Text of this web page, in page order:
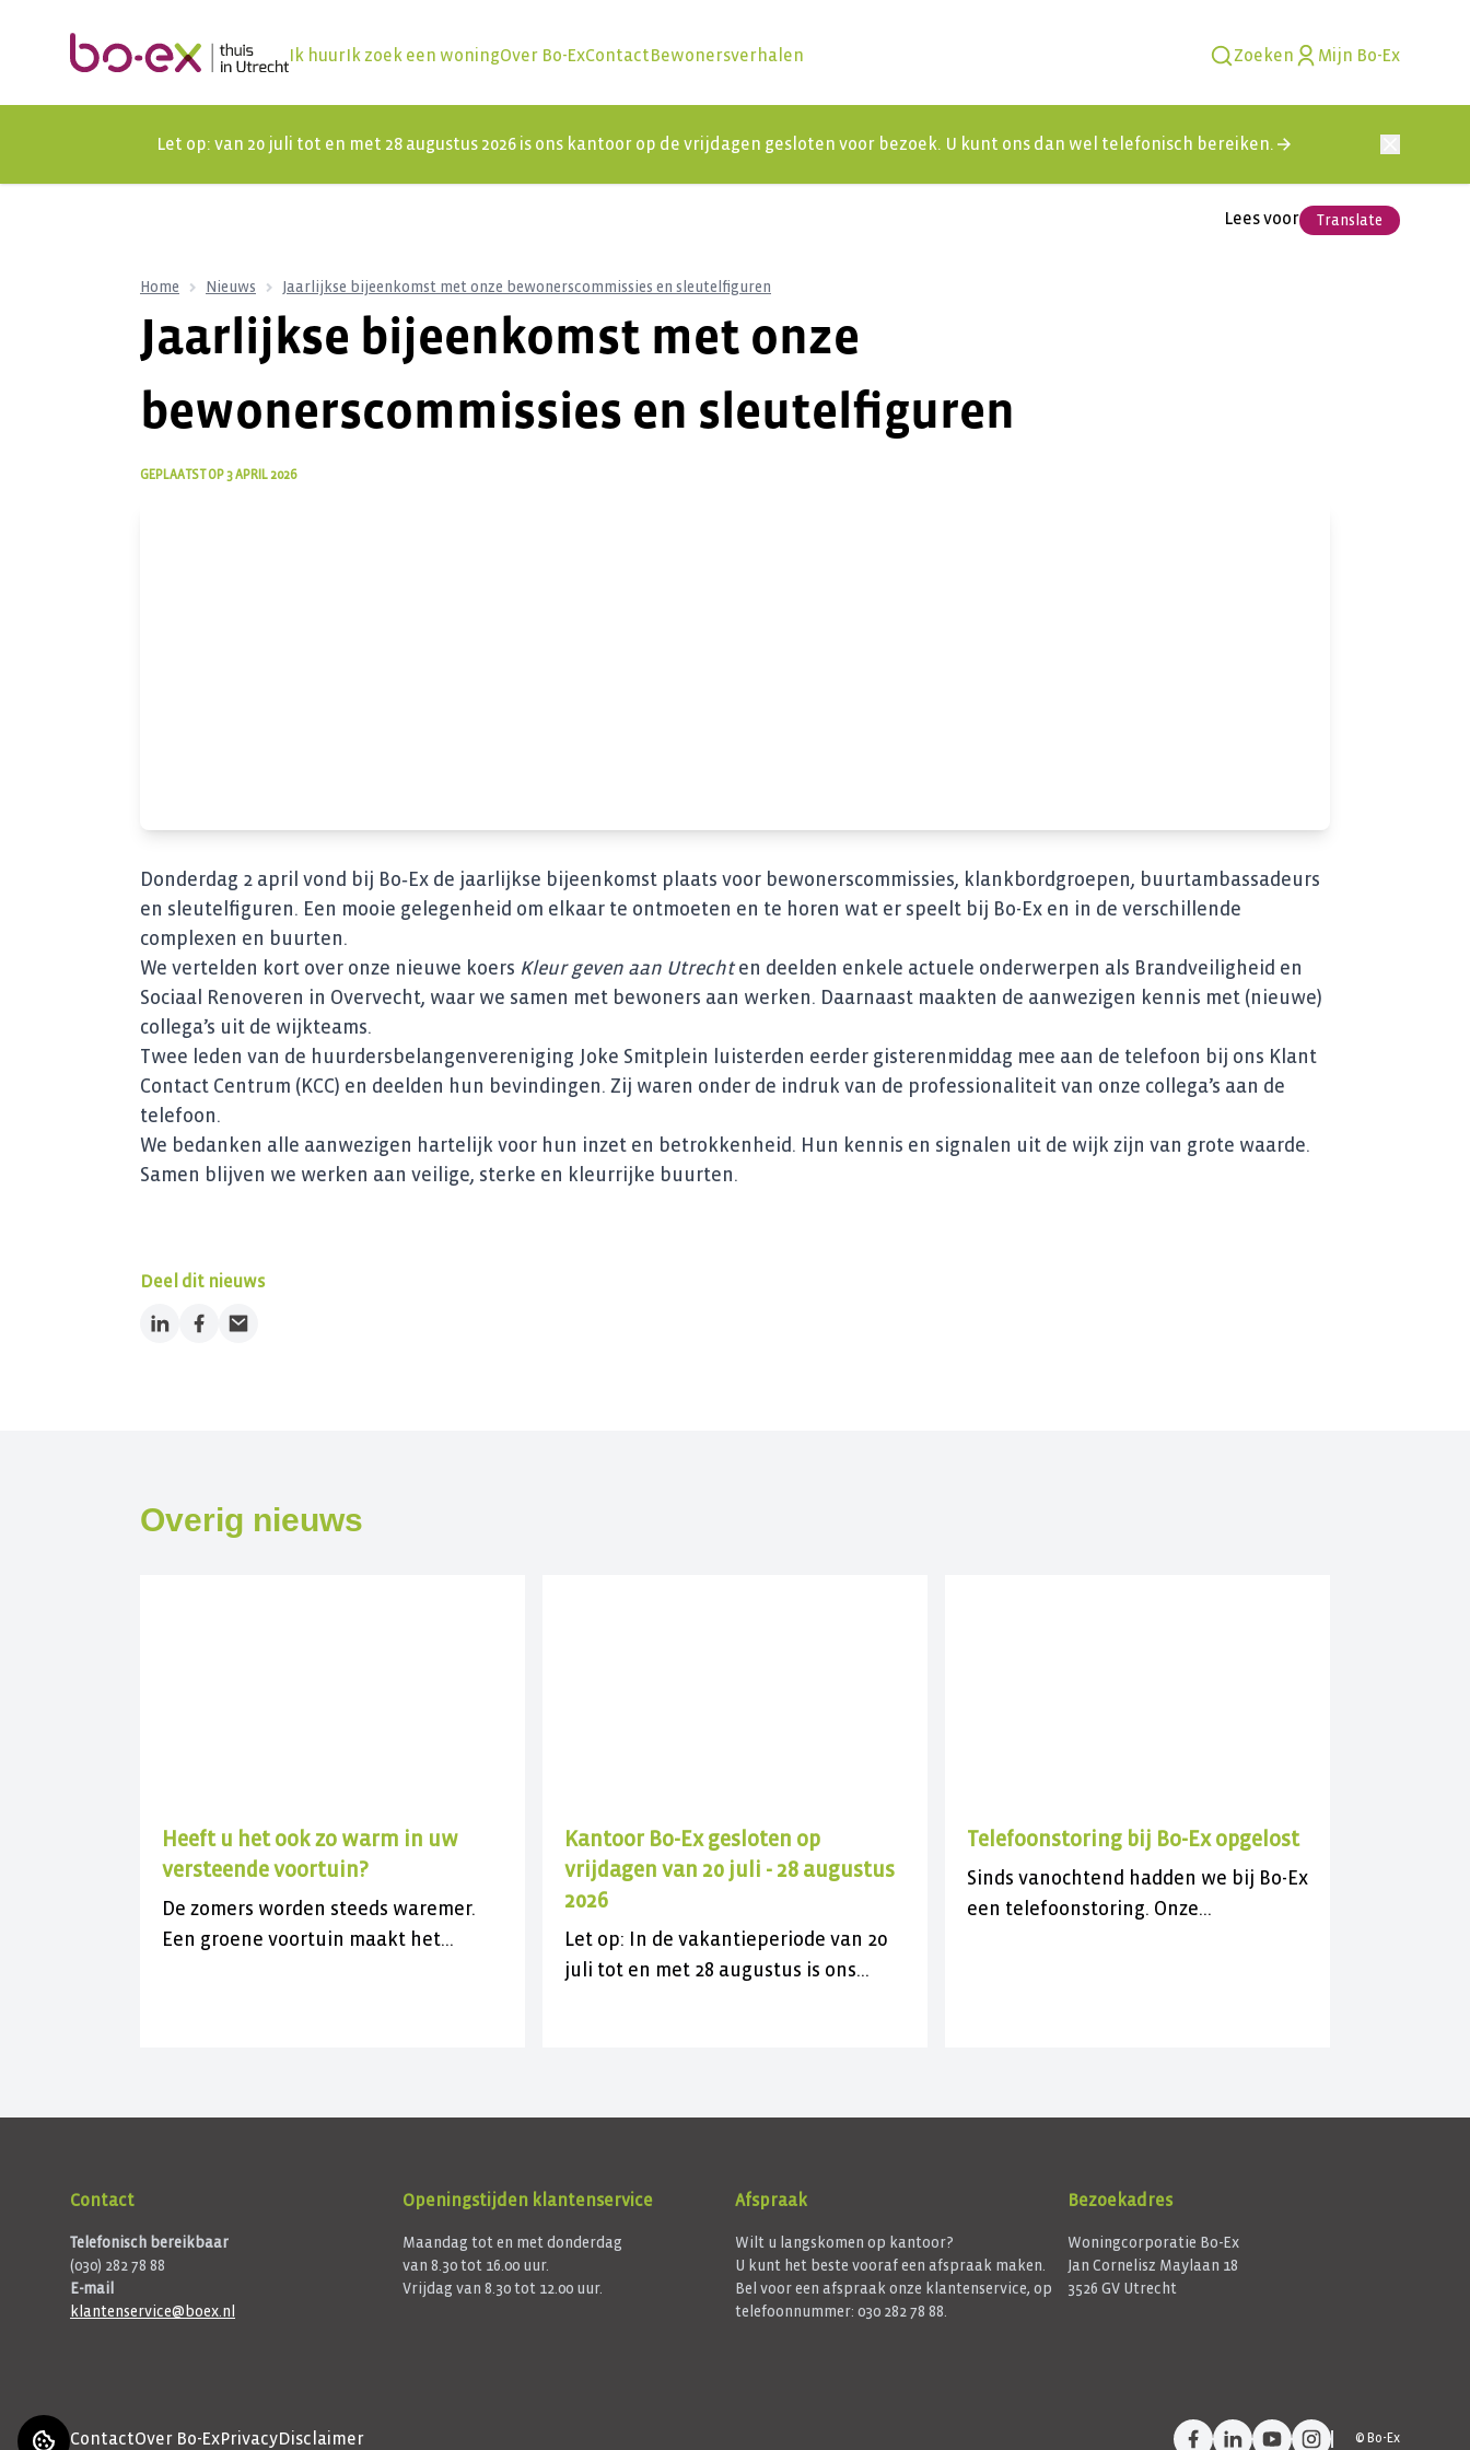
Ik huurIk zoek een woningOver Bo-ExContactBewonersverhalen Zoeken Mijn Bo-Ex
Let op: van 20 juli tot en met 28 augustus 2026 is ons kantoor op de vrijdagen gesloten voor bezoek. U kunt ons dan wel telefonisch bereiken.
Lees voor Translate
Home Nieuws Jaarlijkse bijeenkomst met onze bewonerscommissies en sleutelfiguren
Jaarlijkse bijeenkomst met onze
bewonerscommissies en sleutelfiguren
GEPLAATST OP3 APRIL 2026
Donderdag 2 april vond bij Bo‑Ex de jaarlijkse bijeenkomst plaats voor bewonerscommissies, klankbordgroepen, buurtambassadeurs
en sleutelfiguren. Een mooie gelegenheid om elkaar te ontmoeten en te horen wat er speelt bij Bo-Ex en in de verschillende
complexen en buurten.
We vertelden kort over onze nieuwe koers Kleur geven aan Utrechten deelden enkele actuele onderwerpen als Brandveiligheid en
Sociaal Renoveren in Overvecht, waar we samen met bewoners aan werken. Daarnaast maakten de aanwezigen kennis met (nieuwe)
collega’s uit de wijkteams.
Twee leden van de huurdersbelangenvereniging Joke Smitplein luisterden eerder gisterenmiddag mee aan de telefoon bij ons Klant
Contact Centrum (KCC) en deelden hun bevindingen. Zij waren onder de indruk van de professionaliteit van onze collega’s aan de
telefoon.
We bedanken alle aanwezigen hartelijk voor hun inzet en betrokkenheid. Hun kennis en signalen uit de wijk zijn van grote waarde.
Samen blijven we werken aan veilige, sterke en kleurrijke buurten.
Deel dit nieuws
LinkedInFacebook
Email
Overig nieuws
Heeft u het ook zo warm in uw
versteende voortuin?
De zomers worden steeds waremer.
Een groene voortuin maakt het
Kantoor Bo-Ex gesloten op
vrijdagen van 20 juli - 28 augustus
2026
Let op: In de vakantieperiode van 20
juli tot en met 28 augustus is ons
onze contactpagina. Wij wensen u
Telefoonstoring bij Bo-Ex opgelost
Sinds vanochtend hadden we bij Bo-Ex
een telefoonstoring. Onze
Contact
Telefonisch bereikbaar
(030) 282 78 88
E-mail
klantenservice@boex.nl
Openingstijden klantenservice
Maandag tot en met donderdag
van 8.30 tot 16.00 uur.
Vrijdag van 8.30 tot 12.00 uur.
Afspraak
Wilt u langskomen op kantoor?
U kunt het beste vooraf een afspraak maken.
Bel voor een afspraak onze klantenservice, op
telefoonnummer: 030 282 78 88.
Bezoekadres
Woningcorporatie Bo-Ex
Jan Cornelisz Maylaan 18
3526 GV Utrecht
ContactOver Bo-ExPrivacyDisclaimer Facebook
LinkedInYouTubeInstagram
© Bo-Ex